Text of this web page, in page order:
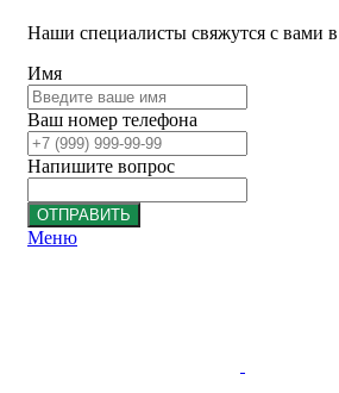
Наши специалисты свяжутся с вами
Имя
Ваш номер телефона
Напишите вопрос
ОТПРАВИТЬ
Меню